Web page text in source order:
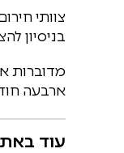
צוותי
בניסיון
מדוברות
ארבעה
עוד